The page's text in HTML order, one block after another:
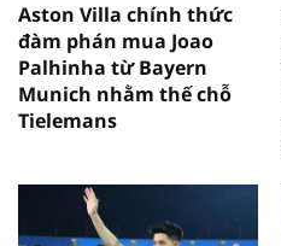
Aston Villa chính thức
đàm phán mua Joao
Palhinha từ Bayern
Munich nhằm thế chỗ
Tielemans